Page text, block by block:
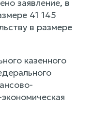
заявление, в
41 145
в размере
казенного